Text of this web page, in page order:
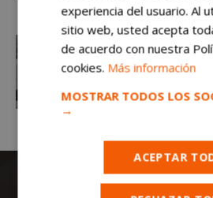
experiencia del usuario. Al
sitio web, usted acepta
de acuerdo con nuestra
cookies. Más información
MOSTRAR TODOS LOS
→
ACEPTAR